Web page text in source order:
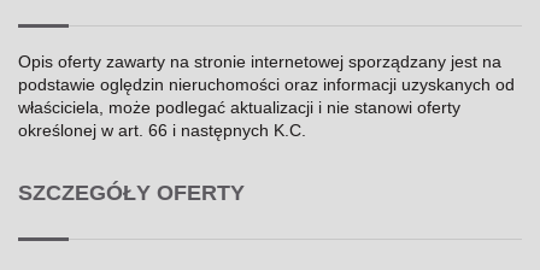
Opis oferty zawarty na stronie internetowej sporządzany jest na
podstawie oględzin nieruchomości oraz informacji uzyskanych od
właściciela, może podlegać aktualizacji i nie stanowi oferty
określonej w art. 66 i następnych K.C.
SZCZEGÓŁY OFERTY